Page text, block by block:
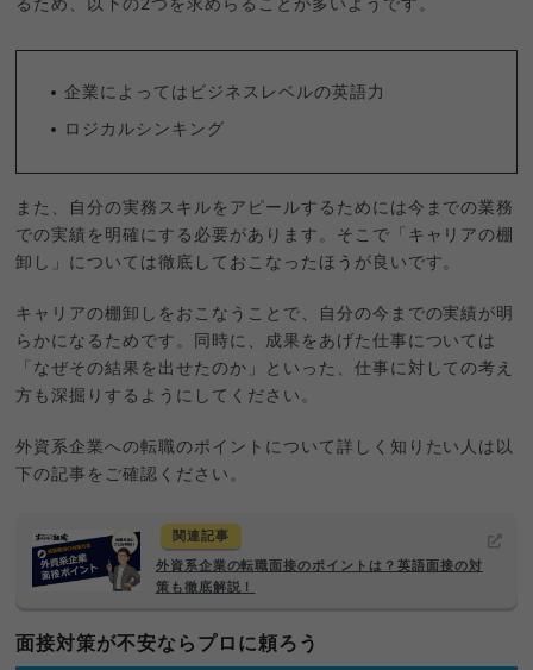
るため、以下の2つを求めらることが多いようです。
企業によってはビジネスレベルの英語力
ロジカルシンキング
また、自分の実務スキルをアピールするためには今までの業務
での実績を明確にする必要があります。そこで「キャリアの棚
卸し」については徹底しておこなったほうが良いです。
キャリアの棚卸しをおこなうことで、自分の今までの実績が明
らかになるためです。同時に、成果をあげた仕事については
「なぜその結果を出せたのか」といった、仕事に対しての考え
方も深掘りするようにしてください。
外資系企業への転職のポイントについて詳しく知りたい人は以
下の記事をご確認ください。
関連記事
外資系企業の転職面接のポイントは？英語面接の対
策も徹底解説！
面接対策が不安ならプロに頼ろう